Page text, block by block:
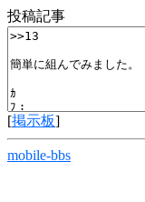
投稿記事
[掲示板]
mobile-bbs